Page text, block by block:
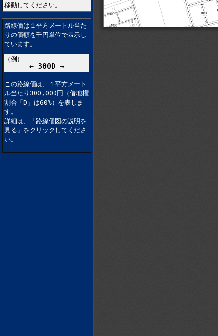
移動してください。
路線価は１平方メートル当た
りの価額を千円単位で表示し
ています。
（例）
← 300D →
この路線価は、１平方メート
ル当たり300,000円（借地権
割合「D」は60%）を表しま
す。
詳細は、「 路線価図の説明を
見る 」をクリックしてくださ
い。